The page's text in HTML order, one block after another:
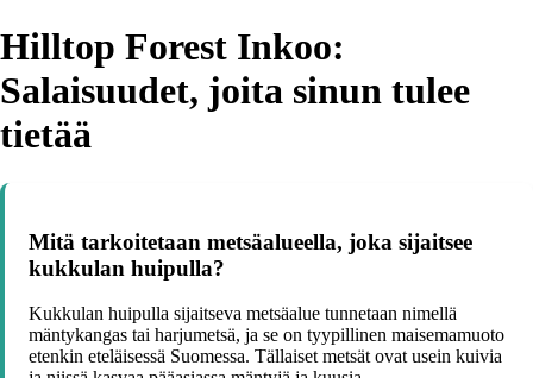
Hilltop Forest Inkoo:
Salaisuudet, joita sinun tulee
tietää
Mitä tarkoitetaan metsäalueella, joka sijaitsee
kukkulan huipulla?
Kukkulan huipulla sijaitseva metsäalue tunnetaan nimellä
mäntykangas tai harjumetsä, ja se on tyypillinen maisemamuoto
etenkin eteläisessä Suomessa. Tällaiset metsät ovat usein kuivia